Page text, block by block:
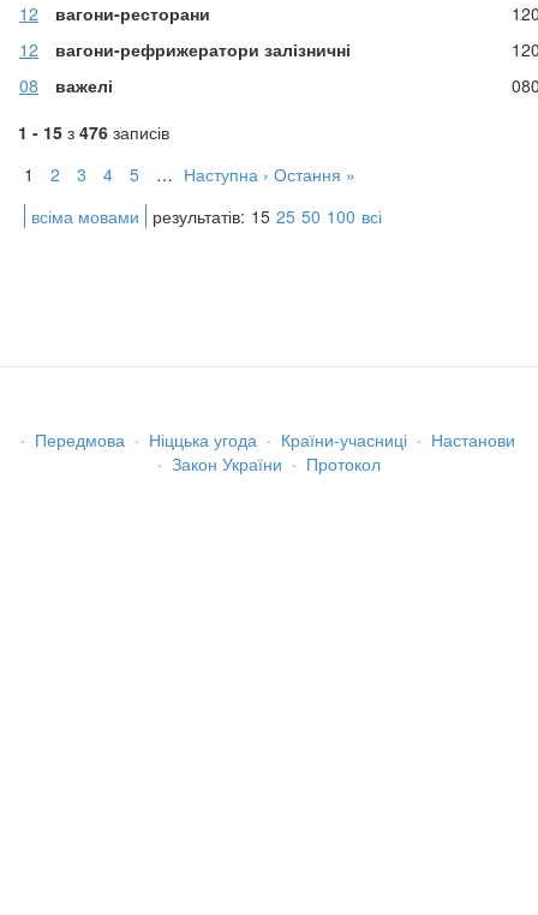
12
вагони-ресторани
12
вагони-рефрижератори залізничні
08
важелі
1 - 15 з 476 записів
1
2 3 4 5 … Наступна › Остання »
всіма мовами
результатів: 15 25 50 100 всі
· Передмова · Ніццька угода · Країни-учасниці · Настанови
· Закон України · Протокол